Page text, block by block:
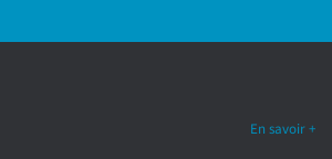
En savoir +